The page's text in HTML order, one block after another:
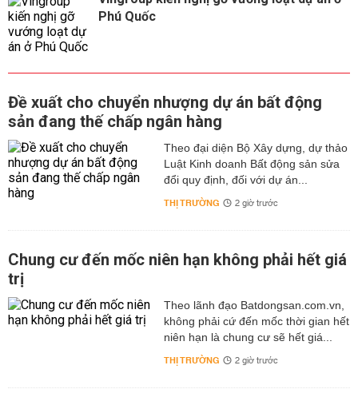
Phú Quốc
Đề xuất cho chuyển nhượng dự án bất động
sản đang thế chấp ngân hàng
Theo đại diện Bộ Xây dựng, dự thảo
Luật Kinh doanh Bất động sản sửa
đổi quy định, đối với dự án...
THỊ TRƯỜNG 2 giờ trước
Chung cư đến mốc niên hạn không phải hết giá
trị
Theo lãnh đạo Batdongsan.com.vn,
không phải cứ đến mốc thời gian hết
niên hạn là chung cư sẽ hết giá...
THỊ TRƯỜNG 2 giờ trước